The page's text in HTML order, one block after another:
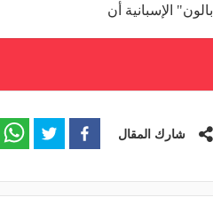
بالون" الإسبانية أن
شارك المقال